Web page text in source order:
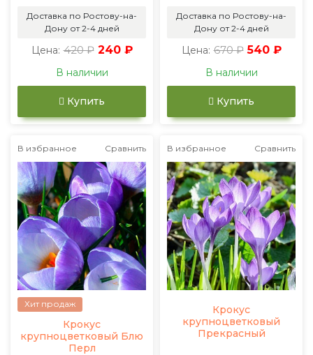
Доставка по Ростову-на-
Дону от 2-4 дней
Цена: 420 ₽ 240 ₽
В наличии
Купить
Доставка по Ростову-на-
Дону от 2-4 дней
Цена: 670 ₽ 540 ₽
В наличии
Купить
В избранное Сравнить
Хит продаж
Крокус
крупноцветковый Блю
Перл
В избранное Сравнить
Крокус
крупноцветковый
Прекрасный